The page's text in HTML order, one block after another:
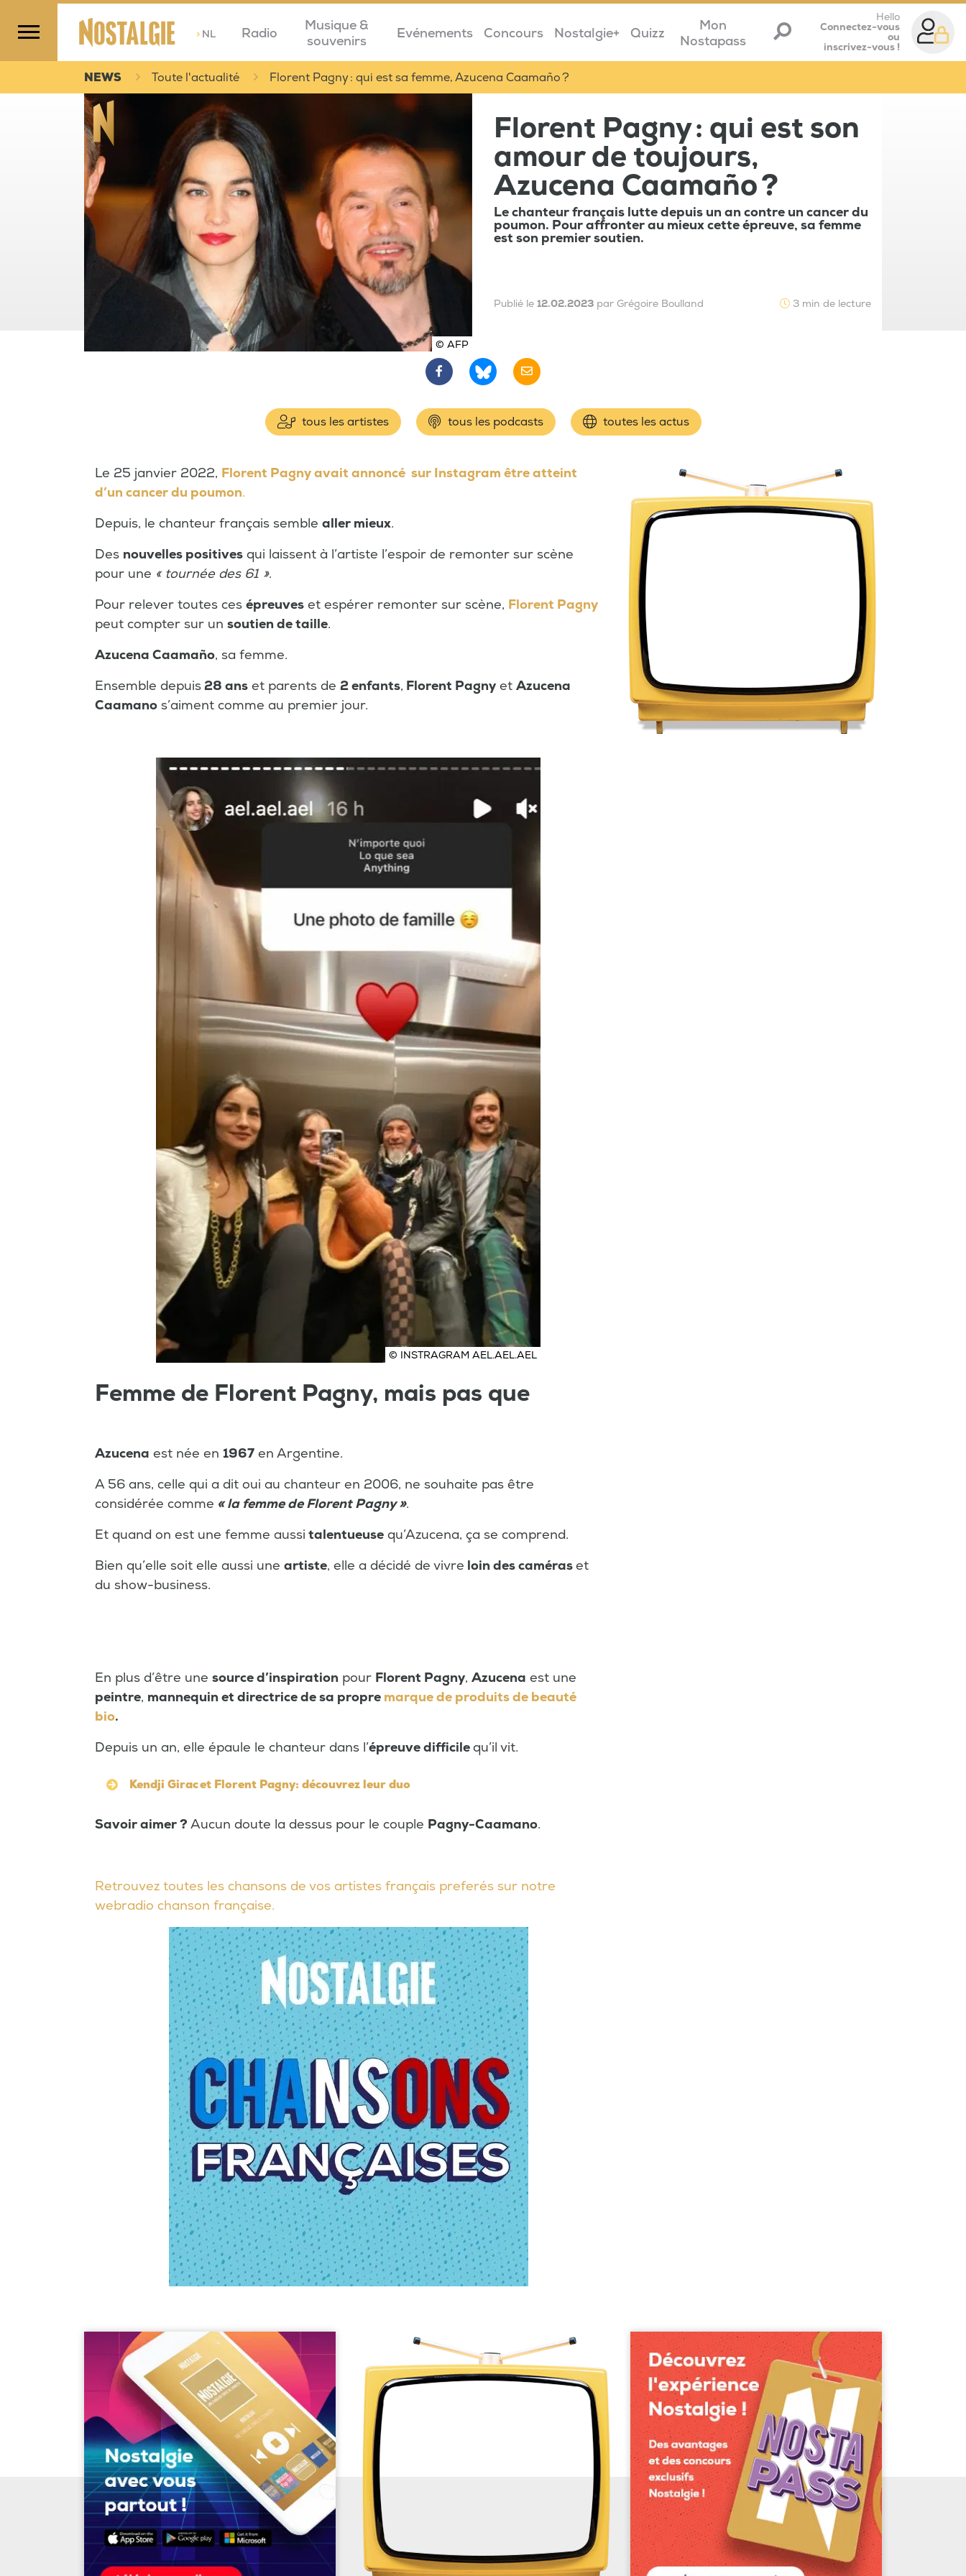
>NL Radio
Musique &
souvenirs
Evénements Concours Nostalgie+ Quizz
Mon
Nostapass
Hello
Connectez-vous
ou
inscrivez-vous !
NEWS Toute l'actualité Florent Pagny : qui est sa femme, Azucena Caamaño ?
© AFP
Florent Pagny : qui est son
amour de toujours,
Azucena Caamaño ?
Le chanteur français lutte depuis un an contre un cancer du
poumon. Pour affronter au mieux cette épreuve, sa femme
est son premier soutien.
Publié le 12.02.2023 par Grégoire Boulland 3 min de lecture
tous les artistes tous les podcasts toutes les actus
Le 25 janvier 2022, Florent Pagny avait annoncé sur Instagram être atteint
d’un cancer du poumon.
Depuis, le chanteur français semble aller mieux.
Des nouvelles positives qui laissent à l’artiste l’espoir de remonter sur scène
pour une « tournée des 61 ».
Pour relever toutes ces épreuves et espérer remonter sur scène, Florent Pagny
peut compter sur un soutien de taille.
Azucena Caamaño, sa femme.
Ensemble depuis 28 ans et parents de 2 enfants, Florent Pagny et Azucena
Caamano s’aiment comme au premier jour.
© INSTRAGRAM AEL.AEL.AEL
Femme de Florent Pagny, mais pas que
Azucena est née en 1967 en Argentine.
A 56 ans, celle qui a dit oui au chanteur en 2006, ne souhaite pas être
considérée comme « la femme de Florent Pagny ».
Et quand on est une femme aussi talentueuse qu’Azucena, ça se comprend.
Bien qu’elle soit elle aussi une artiste, elle a décidé de vivre loin des caméraset
du show-business.
En plus d’être une source d’inspiration pour Florent Pagny, Azucena est une
peintre, mannequin et directrice de sa propre marque de produits de beauté
bio.
Depuis un an, elle épaule le chanteur dans l’épreuve difficilequ’il vit.
Kendji Girac et Florent Pagny: découvrez leur duo
Savoir aimer ? Aucun doute la dessus pour le couple Pagny-Caamano.
Retrouvez toutes les chansons de vos artistes français preferés sur notre
webradio chanson française.